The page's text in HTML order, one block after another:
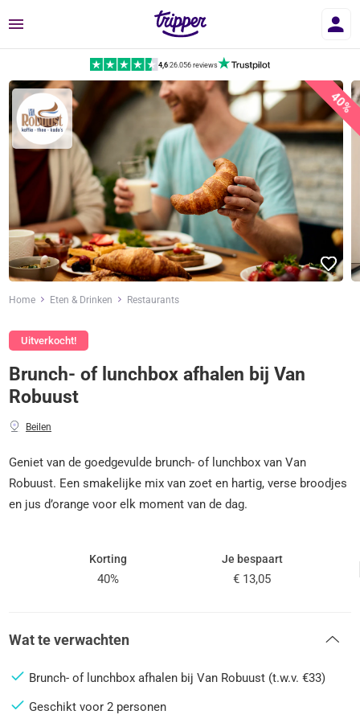
Menu
4,6|26.056 reviews
40%
Home Eten & Drinken Restaurants
Uitverkocht!
Brunch- of lunchbox afhalen bij Van
Robuust
Beilen
Geniet van de goedgevulde brunch- of lunchbox van Van
Robuust. Een smakelijke mix van zoet en hartig, verse broodjes
en jus d’orange voor elk moment van de dag.
Korting
40%
Je bespaart
€ 13,05
Wat te verwachten
Brunch- of lunchbox afhalen bij Van Robuust (t.w.v. €33)
Geschikt voor 2 personen